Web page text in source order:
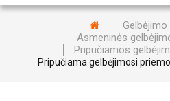
Asmeninės
Pripučiamos
Pripučiama gelbėjimosi